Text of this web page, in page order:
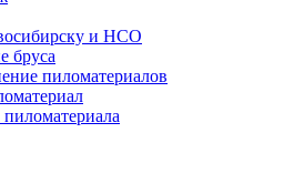
и НСО
бруса
пиломатериалов